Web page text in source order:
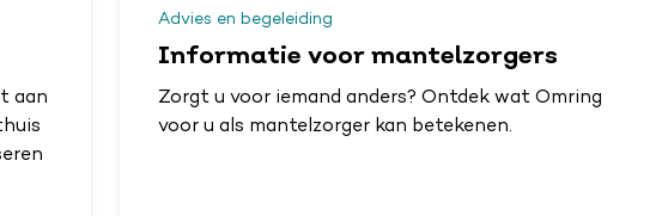
aan
Advies en begeleiding
Informatie voor mantelzorgers
Zorgt u voor iemand anders? Ontdek wat Omring
voor u als mantelzorger kan betekenen.